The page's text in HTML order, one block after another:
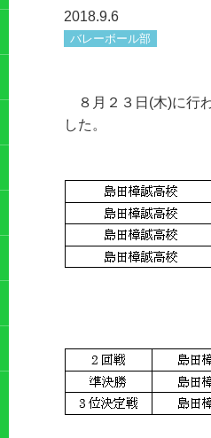
2018.9.6
バレーボール部
８月２３日(木)に行
した。